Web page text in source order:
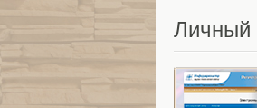
Личный